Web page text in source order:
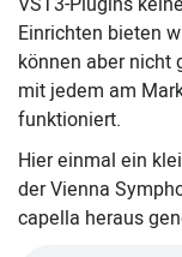
Einrichten bieten
können aber nicht
mit jedem am
funktioniert.
Hier einmal ein
der Vienna
capella heraus